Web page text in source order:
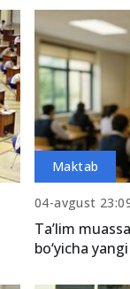
Maktab
04-avgust
Ta’lim
bo‘yicha